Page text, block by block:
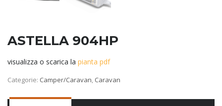
ASTELLA 904HP
visualizza o scarica la pianta pdf
Categorie: Camper/Caravan, Caravan